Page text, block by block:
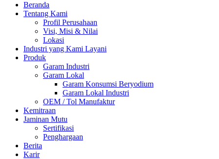
Beranda
Tentang Kami
Profil Perusahaan
Visi, Misi & Nilai
Lokasi
Industri yang Kami Layani
Produk
Garam Industri
Garam Lokal
Garam Konsumsi Beryodium
Garam Lokal Industri
OEM / Tol Manufaktur
Kemitraan
Jaminan Mutu
Sertifikasi
Penghargaan
Berita
Karir